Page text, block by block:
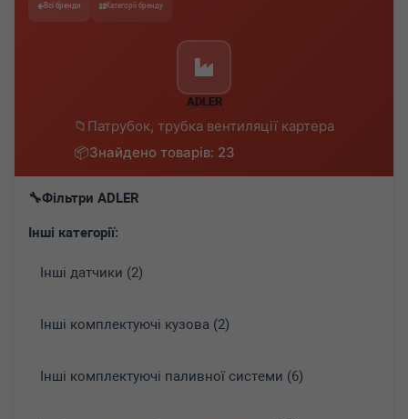
Всі бренди Категорії бренду
ADLER
Патрубок, трубка вентиляції картера
Знайдено товарів: 23
Фільтри ADLER
Інші категорії:
Інші датчики (2)
Інші комплектуючі кузова (2)
Інші комплектуючі паливної системи (6)